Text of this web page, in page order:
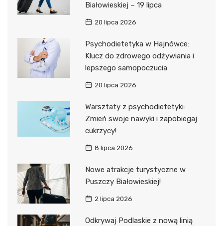
Białowieskiej – 19 lipca
20 lipca 2026
Psychodietetyka w Hajnówce:
Klucz do zdrowego odżywiania i
lepszego samopoczucia
20 lipca 2026
Warsztaty z psychodietetyki:
Zmień swoje nawyki i zapobiegaj
cukrzycy!
8 lipca 2026
Nowe atrakcje turystyczne w
Puszczy Białowieskiej!
2 lipca 2026
Odkrywaj Podlaskie z nową linią